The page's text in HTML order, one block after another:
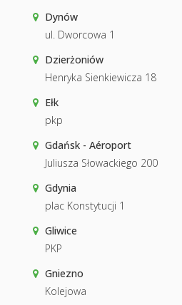
Dynów
ul. Dworcowa 1
Dzierżoniów
Henryka Sienkiewicza 18
Ełk
pkp
Gdańsk - Aéroport
Juliusza Słowackiego 200
Gdynia
plac Konstytucji 1
Gliwice
PKP
Gniezno
Kolejowa